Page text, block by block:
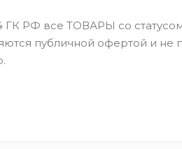
ГК РФ все ТОВАРЫ со
публичной офертой и